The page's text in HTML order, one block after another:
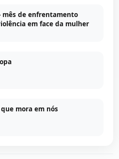
mês de enfrentamento
em face da mulher
mora em nós